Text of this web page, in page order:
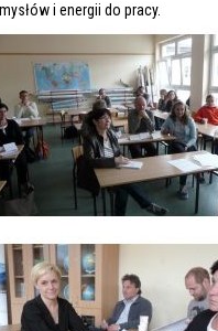
i energii do pracy.